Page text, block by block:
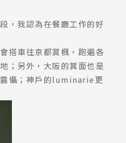
，我認為在餐廳工作的好
搭車往京都賞楓，跑遍各
；另外，大阪的箕面也是
震懾；神戶的luminarie更